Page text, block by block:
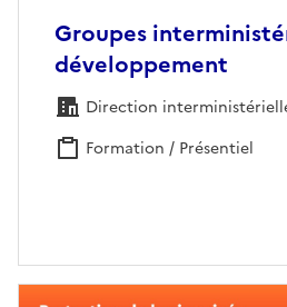
Groupes
développement
Direction
Formation / Présentiel